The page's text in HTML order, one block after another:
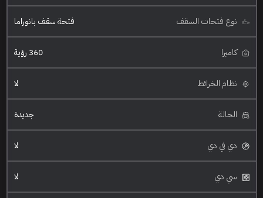
نوع فتحات السقف فتحة سقف بانوراما
كاميرا 360 رؤية
نظام الخرائط لا
الحالة جديدة
دي في دي لا
سي دي لا